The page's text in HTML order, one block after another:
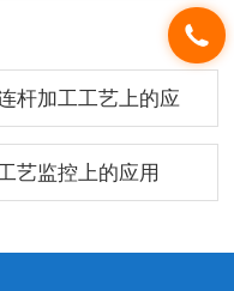
杆加工工艺上的应
艺监控上的应用